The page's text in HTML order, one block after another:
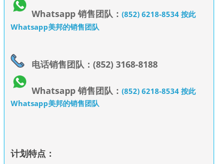
Whatsapp 销售团队：(852) 6218-8534 按此
Whatsapp美邦的销售团队
电话销售团队：(852) 3168-8188
Whatsapp 销售团队：(852) 6218-8534 按此
Whatsapp美邦的销售团队
计划特点：